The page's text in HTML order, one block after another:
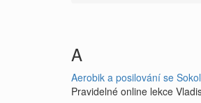
A
Aerobik a posilování se
Pravidelné online lekce